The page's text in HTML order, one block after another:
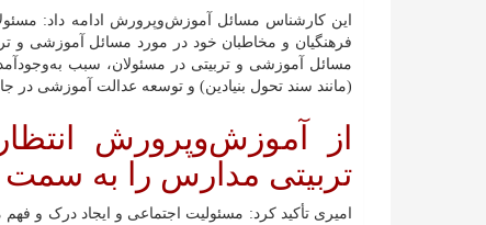
این کارشناس مسائل آموزش‌وپرورش ادامه داد:
فرهنگیان و مخاطبان خود در مورد مسائل آموزشی و
مسائل آموزشی و تربیتی در مسئولان، سبب
(مانند سند تحول بنیادین) و توسعه عدالت آموزشی در
از آموزش‌وپرورش
تربیتی مدارس را به
امیری تأکید کرد: مسئولیت اجتماعی و ایجاد درک و